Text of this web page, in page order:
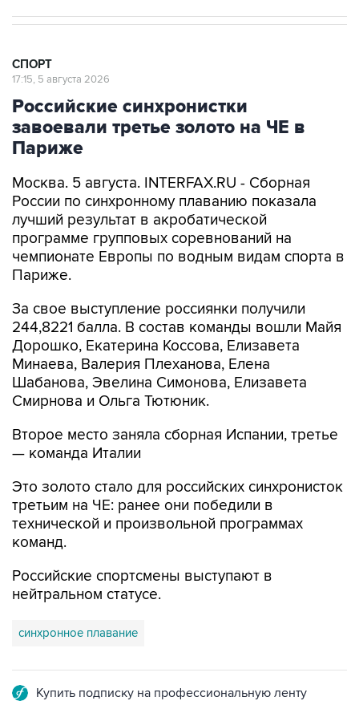
СПОРТ
17:15, 5 августа 2026
Российские синхронистки
завоевали третье золото на ЧЕ в
Париже
Москва. 5 августа. INTERFAX.RU - Сборная
России по синхронному плаванию показала
лучший результат в акробатической
программе групповых соревнований на
чемпионате Европы по водным видам спорта в
Париже.
За свое выступление россиянки получили
244,8221 балла. В состав команды вошли Майя
Дорошко, Екатерина Коссова, Елизавета
Минаева, Валерия Плеханова, Елена
Шабанова, Эвелина Симонова, Елизавета
Смирнова и Ольга Тютюник.
Второе место заняла сборная Испании, третье
— команда Италии
Это золото стало для российских синхронисток
третьим на ЧЕ: ранее они победили в
технической и произвольной программах
команд.
Российские спортсмены выступают в
нейтральном статусе.
синхронное плавание
Купить подписку на профессиональную ленту